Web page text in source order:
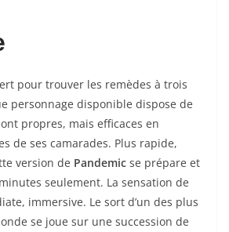
pour trouver les remèdes à trois
personnage disponible dispose de
propres, mais efficaces en
de ses camarades. Plus rapide,
version de Pandemic se prépare et
seulement. La sensation de
immersive. Le sort d’un des plus
se joue sur une succession de